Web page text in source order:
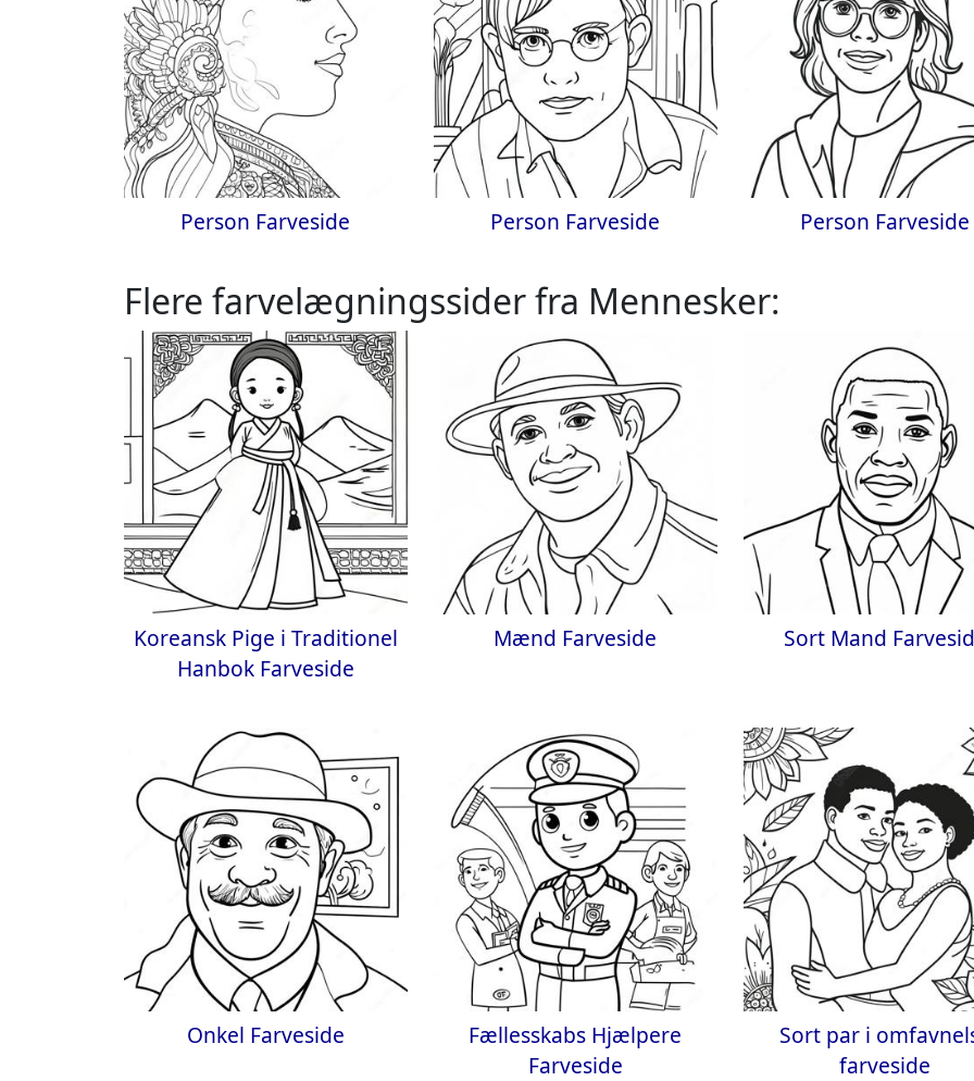
Person Farveside Person Farveside Person Farveside
Flere farvelægningssider fra Mennesker:
Koreansk Pige i Traditionel
Hanbok Farveside
Mænd Farveside Sort Mand
Onkel Farveside
Fællesskabs Hjælpere
Farveside
Sort par i
farveside